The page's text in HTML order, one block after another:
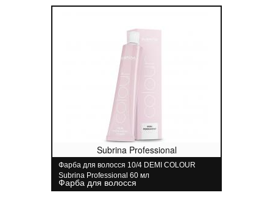
Subrina Professional
Фарба для волосся 10/4 DEMI COLOUR
Subrina Professional 60 мл
Фарба для волосся